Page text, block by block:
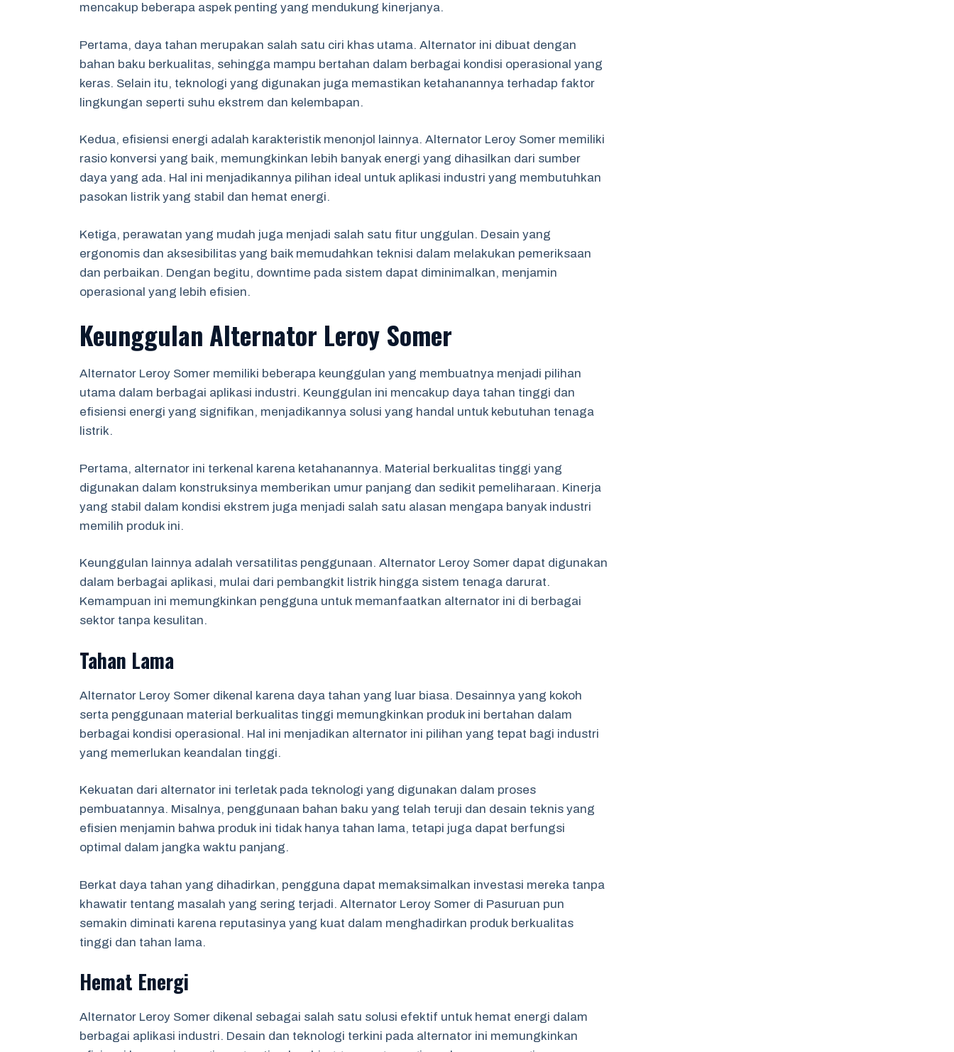
mencakup beberapa aspek penting yang mendukung kinerjanya.
Pertama, daya tahan merupakan salah satu ciri khas utama. Alternator ini dibuat dengan
bahan baku berkualitas, sehingga mampu bertahan dalam berbagai kondisi operasional yang
keras. Selain itu, teknologi yang digunakan juga memastikan ketahanannya terhadap faktor
lingkungan seperti suhu ekstrem dan kelembapan.
Kedua, efisiensi energi adalah karakteristik menonjol lainnya. Alternator Leroy Somer memiliki
rasio konversi yang baik, memungkinkan lebih banyak energi yang dihasilkan dari sumber
daya yang ada. Hal ini menjadikannya pilihan ideal untuk aplikasi industri yang membutuhkan
pasokan listrik yang stabil dan hemat energi.
Ketiga, perawatan yang mudah juga menjadi salah satu fitur unggulan. Desain yang
ergonomis dan aksesibilitas yang baik memudahkan teknisi dalam melakukan pemeriksaan
dan perbaikan. Dengan begitu, downtime pada sistem dapat diminimalkan, menjamin
operasional yang lebih efisien.
Keunggulan Alternator Leroy Somer
Alternator Leroy Somer memiliki beberapa keunggulan yang membuatnya menjadi pilihan
utama dalam berbagai aplikasi industri. Keunggulan ini mencakup daya tahan tinggi dan
efisiensi energi yang signifikan, menjadikannya solusi yang handal untuk kebutuhan tenaga
listrik.
Pertama, alternator ini terkenal karena ketahanannya. Material berkualitas tinggi yang
digunakan dalam konstruksinya memberikan umur panjang dan sedikit pemeliharaan. Kinerja
yang stabil dalam kondisi ekstrem juga menjadi salah satu alasan mengapa banyak industri
memilih produk ini.
Keunggulan lainnya adalah versatilitas penggunaan. Alternator Leroy Somer dapat digunakan
dalam berbagai aplikasi, mulai dari pembangkit listrik hingga sistem tenaga darurat.
Kemampuan ini memungkinkan pengguna untuk memanfaatkan alternator ini di berbagai
sektor tanpa kesulitan.
Tahan Lama
Alternator Leroy Somer dikenal karena daya tahan yang luar biasa. Desainnya yang kokoh
serta penggunaan material berkualitas tinggi memungkinkan produk ini bertahan dalam
berbagai kondisi operasional. Hal ini menjadikan alternator ini pilihan yang tepat bagi industri
yang memerlukan keandalan tinggi.
Kekuatan dari alternator ini terletak pada teknologi yang digunakan dalam proses
pembuatannya. Misalnya, penggunaan bahan baku yang telah teruji dan desain teknis yang
efisien menjamin bahwa produk ini tidak hanya tahan lama, tetapi juga dapat berfungsi
optimal dalam jangka waktu panjang.
Berkat daya tahan yang dihadirkan, pengguna dapat memaksimalkan investasi mereka tanpa
khawatir tentang masalah yang sering terjadi. Alternator Leroy Somer di Pasuruan pun
semakin diminati karena reputasinya yang kuat dalam menghadirkan produk berkualitas
tinggi dan tahan lama.
Hemat Energi
Alternator Leroy Somer dikenal sebagai salah satu solusi efektif untuk hemat energi dalam
berbagai aplikasi industri. Desain dan teknologi terkini pada alternator ini memungkinkan